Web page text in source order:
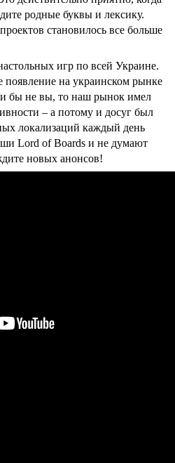
родные буквы и лексику.
становилось все больше
игр по всей Украине.
на украинском рынке
бы не вы, то наш рынок имел
– а потому и досуг был
локализаций каждый день
Lord of Boards и не думают
новых анонсов!